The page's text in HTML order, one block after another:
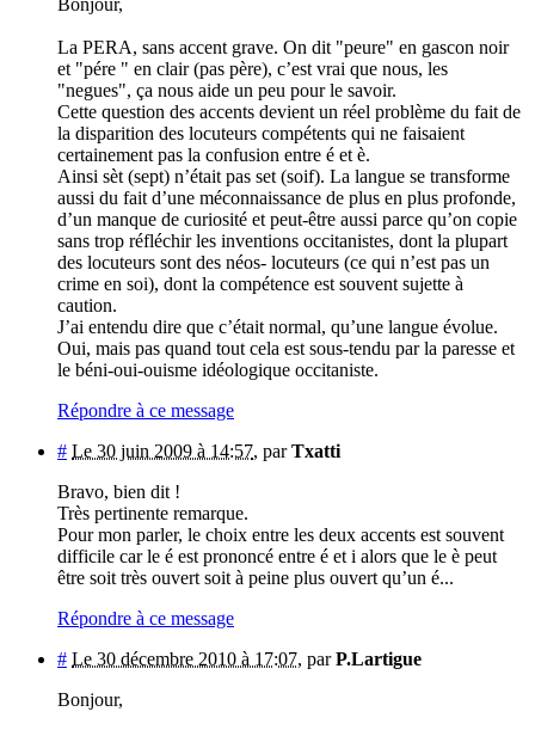
La PERA, sans accent grave. On dit "peure" en gascon noir
et "pére " en clair (pas père), c’est vrai que nous, les
"negues", ça nous aide un peu pour le savoir.
Cette question des accents devient un réel problème du fait de
la disparition des locuteurs compétents qui ne faisaient
certainement pas la confusion entre é et è.
Ainsi sèt (sept) n’était pas set (soif). La langue se transforme
aussi du fait d’une méconnaissance de plus en plus profonde,
d’un manque de curiosité et peut-être aussi parce qu’on copie
sans trop réfléchir les inventions occitanistes, dont la plupart
des locuteurs sont des néos- locuteurs (ce qui n’est pas un
crime en soi), dont la compétence est souvent sujette à
caution.
J’ai entendu dire que c’était normal, qu’une langue évolue.
Oui, mais pas quand tout cela est sous-tendu par la paresse et
le béni-oui-ouisme idéologique occitaniste.
Répondre à ce message
# Le 30 juin 2009 à 14:57, parTxatti
Bravo, bien dit !
Très pertinente remarque.
Pour mon parler, le choix entre les deux accents est souvent
difficile car le é est prononcé entre é et i alors que le è peut
être soit très ouvert soit à peine plus ouvert qu’un é...
Répondre à ce message
# Le 30 décembre 2010 à 17:07, parP.Lartigue
Bonjour,